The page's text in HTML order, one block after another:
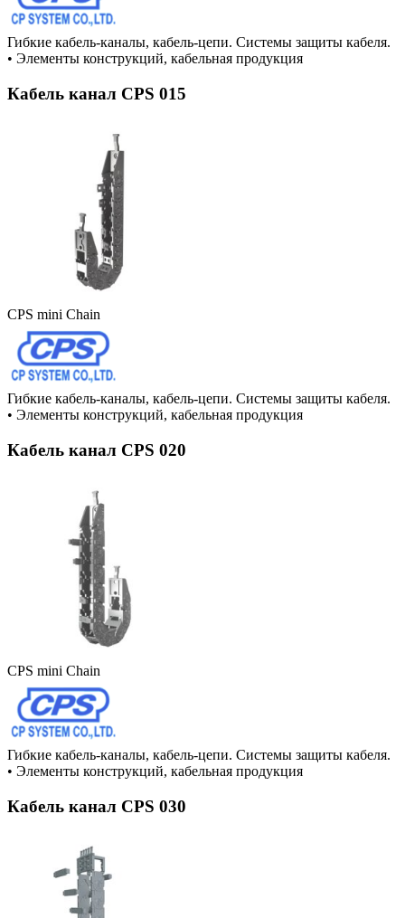
Гибкие кабель-каналы, кабель-цепи. Системы защиты кабеля.
• Элементы конструкций, кабельная продукция
Кабель канал CPS 015
CPS mini Chain
Гибкие кабель-каналы, кабель-цепи. Системы защиты кабеля.
• Элементы конструкций, кабельная продукция
Кабель канал CPS 020
CPS mini Chain
Гибкие кабель-каналы, кабель-цепи. Системы защиты кабеля.
• Элементы конструкций, кабельная продукция
Кабель канал CPS 030